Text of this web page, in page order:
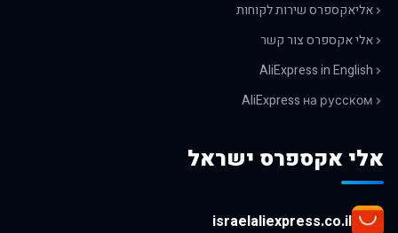
אליאקספרס שירות לקוחות
אלי אקספרס צור קשר
AliExpress in English
AliExpress на русском
אלי אקספרס ישראל
israelaliexpress.co.il